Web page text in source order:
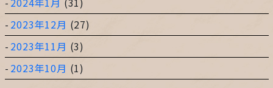
2023年12月 (27)
2023年11月 (3)
2023年10月 (1)